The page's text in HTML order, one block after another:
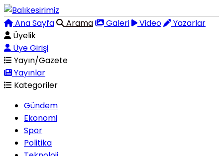
Ana Sayfa Arama Galeri Video
Yazarlar
Üyelik
Üye Girişi
Yayın/Gazete
Yayınlar
Kategoriler
Gündem
Ekonomi
Spor
Politika